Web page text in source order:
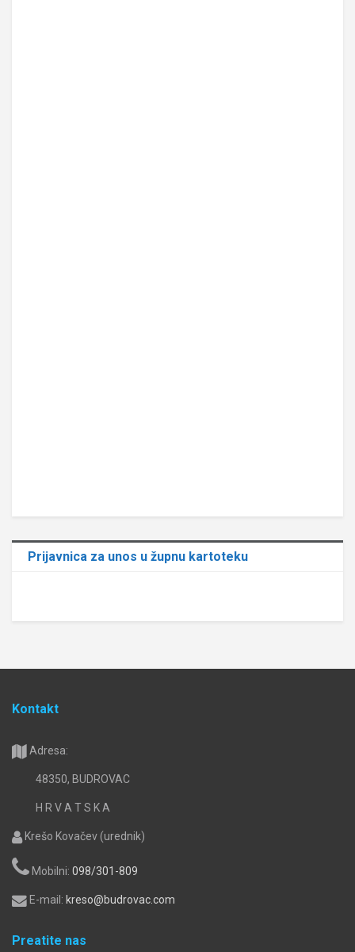
Prijavnica za unos u župnu kartoteku
Kontakt
Adresa:
48350, BUDROVAC
H R V A T S K A
Krešo Kovačev (urednik)
Mobilni: 098/301-809
E-mail: kreso@budrovac.com
Preatite nas